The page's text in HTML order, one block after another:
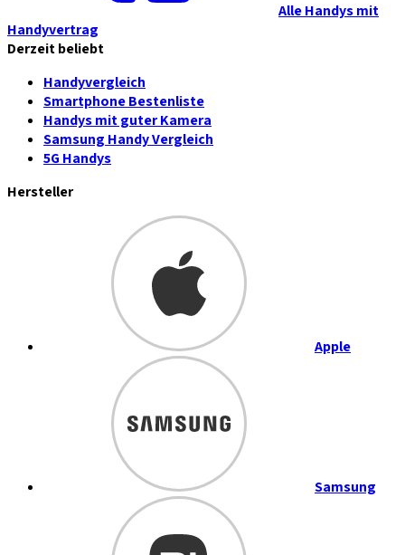
Alle Handys mit
Handyvertrag
Derzeit beliebt
Handyvergleich
Smartphone Bestenliste
Handys mit guter Kamera
Samsung Handy Vergleich
5G Handys
Hersteller
Apple
Samsung